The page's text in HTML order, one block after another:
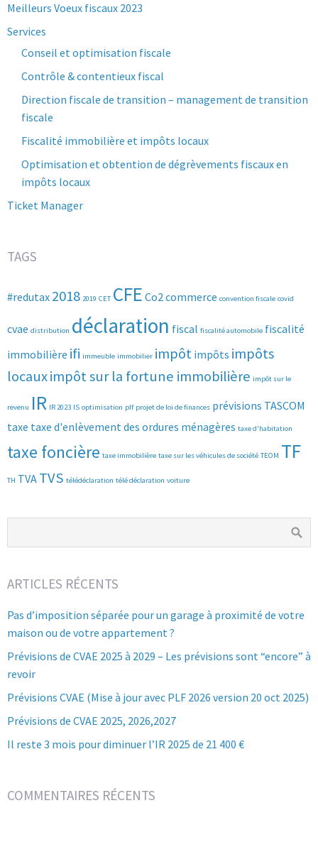
Meilleurs Voeux fiscaux 2023
Services
Conseil et optimisation fiscale
Contrôle & contentieux fiscal
Direction fiscale de transition – management de transition
fiscale
Fiscalité immobilière et impôts locaux
Optimisation et obtention de dégrèvements fiscaux en
impôts locaux
Ticket Manager
TAGS
#redutax 2018 2019 CET CFE Co2commerce convention fiscale covid
cvae distribution déclaration fiscal fiscalité automobile fiscalité
immobilière ifi immeuble immobilier impôt impôts impôts
locauximpôt sur la fortune immobilière impôt sur le
revenu IR IR 2023 IS optimisation plf projet de loi de finances prévisions TASCOM
taxe taxe d'enlèvement des ordures ménagères taxe d'habitation
taxe foncière taxe immobilière taxe sur les véhicules de société TEOM TF
TH TVA TVS télédéclaration télé déclaration voiture
ARTICLES RÉCENTS
Pas d’imposition séparée pour un garage à proximité de votre
maison ou de votre appartement ?
Prévisions de CVAE 2025 à 2029 – Les prévisions sont “encore” à
revoir
Prévisions CVAE (Mise à jour avec PLF 2026 version 20 oct 2025)
Prévisions de CVAE 2025, 2026,2027
Il reste 3 mois pour diminuer l’IR 2025 de 21 400 €
COMMENTAIRES RÉCENTS